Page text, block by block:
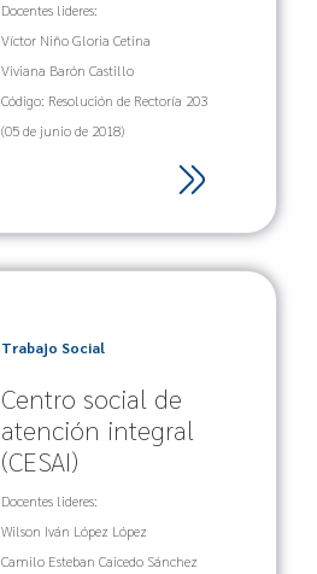
Docentes lideres:
Víctor Niño Gloria Cetina
Viviana Barón Castillo
Código: Resolución de Rectoría 203
(05 de junio de 2018)
Trabajo Social
Centro social de
atención integral
(CESAI)
Docentes lideres:
Wilson Iván López López
Camilo Esteban Caicedo Sánchez